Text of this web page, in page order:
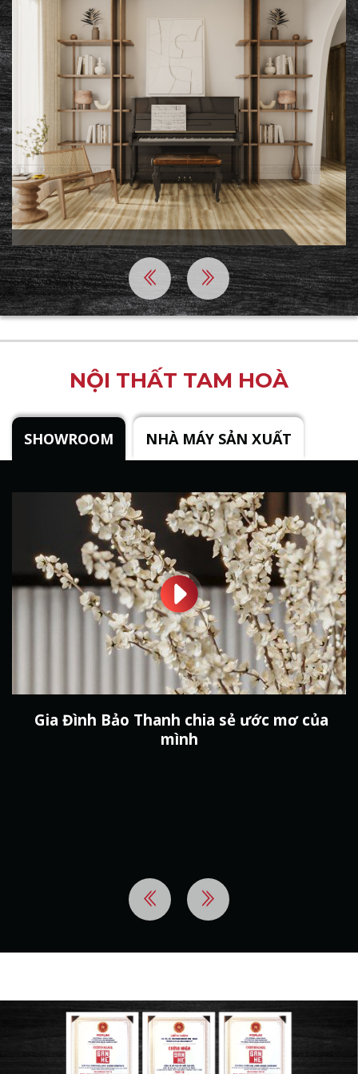
NỘI THẤT TAM HOÀ
SHOWROOM NHÀ MÁY SẢN XUẤT
Gia Đình Bảo Thanh chia sẻ ước mơ của
mình